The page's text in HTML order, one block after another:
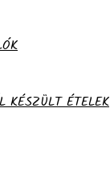
KÉSZÜLT ÉTELEK